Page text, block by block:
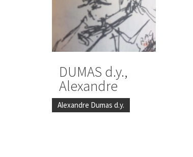
DUMAS d.y.,
Alexandre
Alexandre Dumas d.y.